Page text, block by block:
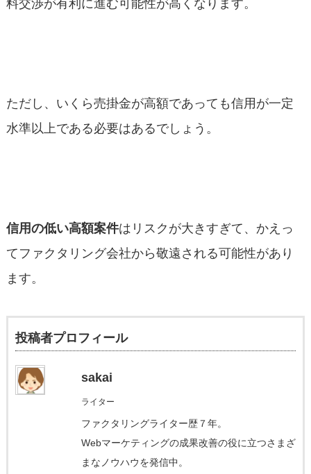
料交渉が有利に進む可能性が高くなります。
ただし、いくら売掛金が高額であっても信用が一定
水準以上である必要はあるでしょう。
信用の低い高額案件はリスクが大きすぎて、かえっ
てファクタリング会社から敬遠される可能性があり
ます。
投稿者プロフィール
sakai
ライター
ファクタリングライター歴７年。
Webマーケティングの成果改善の役に立つさまざ
まなノウハウを発信中。